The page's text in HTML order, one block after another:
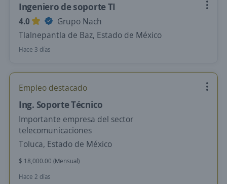
Ingeniero de soporte TI
4.0
Grupo Nach
Tlalnepantla de Baz, Estado de México
Hace 3 días
Empleo destacado
Ing. Soporte Técnico
Importante empresa del sector
telecomunicaciones
Toluca, Estado de México
$ 18,000.00 (Mensual)
Hace 2 días